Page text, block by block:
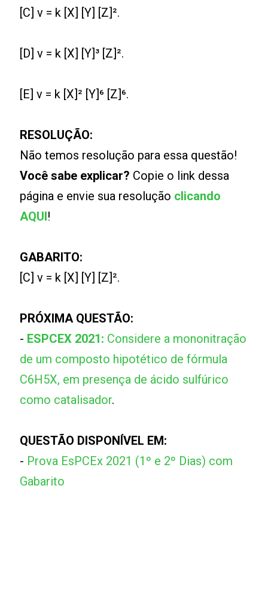
[C] v = k [X] [Y] [Z]².
[D] v = k [X] [Y]³ [Z]².
[E] v = k [X]² [Y]⁶ [Z]⁶.
RESOLUÇÃO:
Não temos resolução para essa questão!
Você sabe explicar? Copie o link dessa
página e envie sua resolução clicando
AQUI!
GABARITO:
[C] v = k [X] [Y] [Z]².
PRÓXIMA QUESTÃO:
- ESPCEX 2021: Considere a mononitração
de um composto hipotético de fórmula
C6H5X, em presença de ácido sulfúrico
como catalisador.
QUESTÃO DISPONÍVEL EM:
- Prova EsPCEx 2021 (1º e 2º Dias) com
Gabarito